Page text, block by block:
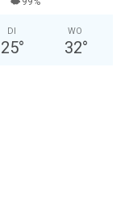
DI
25°
WO
32°